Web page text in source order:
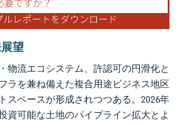
望
物流エコシステム、許認可の円滑化と
ラを兼ね備えた複合用途ビジネス地区
スペースが形成されつつある。2026年
資可能な土地のパイプライン拡大とよ